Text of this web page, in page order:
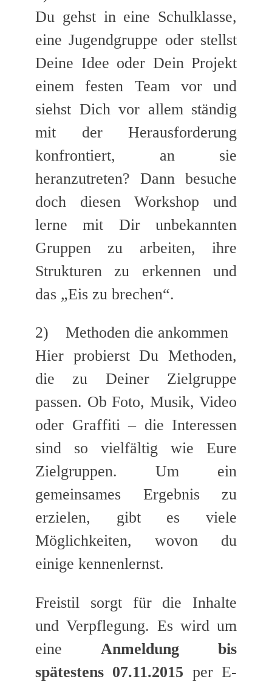
Du gehst in eine Schulklasse,
eine Jugendgruppe oder stellst
Deine Idee oder Dein Projekt
einem festen Team vor und
siehst Dich vor allem ständig
mit der Herausforderung
konfrontiert, an sie
heranzutreten? Dann besuche
doch diesen Workshop und
lerne mit Dir unbekannten
Gruppen zu arbeiten, ihre
Strukturen zu erkennen und
das „Eis zu brechen“.
2) Methoden die ankommen
Hier probierst Du Methoden,
die zu Deiner Zielgruppe
passen. Ob Foto, Musik, Video
oder Graffiti – die Interessen
sind so vielfältig wie Eure
Zielgruppen. Um ein
gemeinsames Ergebnis zu
erzielen, gibt es viele
Möglichkeiten, wovon du
einige kennenlernst.
Freistil sorgt für die Inhalte
und Verpflegung. Es wird um
eine Anmeldung bis
spätestens 07.11.2015 per E-